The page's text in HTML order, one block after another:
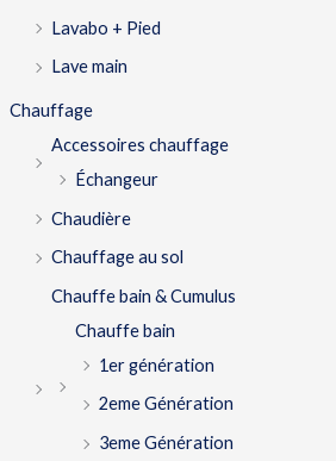
Lavabo + Pied
Lave main
Chauffage
Accessoires chauffage
Échangeur
Chaudière
Chauffage au sol
Chauffe bain & Cumulus
Chauffe bain
1er génération
2eme Génération
3eme Génération